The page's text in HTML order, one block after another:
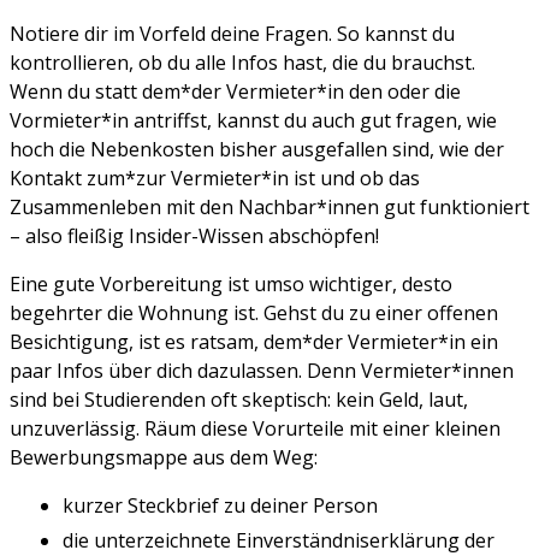
Notiere dir im Vorfeld deine Fragen. So kannst du
kontrollieren, ob du alle Infos hast, die du brauchst.
Wenn du statt dem*der Vermieter*in den oder die
Vormieter*in antriffst, kannst du auch gut fragen, wie
hoch die Nebenkosten bisher ausgefallen sind, wie der
Kontakt zum*zur Vermieter*in ist und ob das
Zusammenleben mit den Nachbar*innen gut funktioniert
– also fleißig Insider-Wissen abschöpfen!
Eine gute Vorbereitung ist umso wichtiger, desto
begehrter die Wohnung ist. Gehst du zu einer offenen
Besichtigung, ist es ratsam, dem*der Vermieter*in ein
paar Infos über dich dazulassen. Denn Vermieter*innen
sind bei Studierenden oft skeptisch: kein Geld, laut,
unzuverlässig. Räum diese Vorurteile mit einer kleinen
Bewerbungsmappe aus dem Weg:
kurzer Steckbrief zu deiner Person
die unterzeichnete Einverständniserklärung der